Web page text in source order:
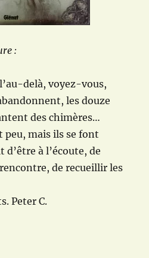
:
delà, voyez-vous,
les douze
des chimères…
peu, mais ils se font
à l’écoute, de
de recueillir les
Peter C.